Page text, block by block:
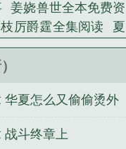
姜娆兽世全本免费资
厉爵霆全集阅读
夏
枝厉爵霆笔趣阁无弹
番外
内容 主角林子阳陈
华夏怎么又偷偷烫外
了
战斗终章上